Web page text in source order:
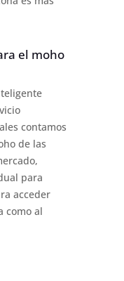
el moho
contamos
de las
para
acceder
como al